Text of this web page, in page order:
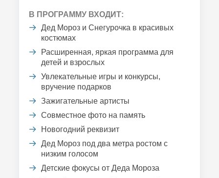
В ПРОГРАММУ ВХОДИТ:
Дед Мороз и Снегурочка в красивых
костюмах
Расширенная, яркая программа для
детей и взрослых
Увлекательные игры и конкурсы,
вручение подарков
Зажигательные артисты
Совместное фото на память
Новогодний реквизит
Дед Мороз под два метра ростом с
низким голосом
Детские фокусы от Деда Мороза